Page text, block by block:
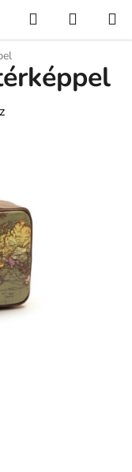
KeresésKOSÁR